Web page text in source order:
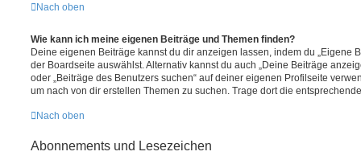
Nach oben
Wie kann ich meine eigenen Beiträge und Themen finden?
Deine eigenen Beiträge kannst du dir anzeigen lassen, indem du „Eigene
der Boardseite auswählst. Alternativ kannst du auch „Deine Beiträge
oder „Beiträge des Benutzers suchen“ auf deiner eigenen Profilseite
um nach von dir erstellen Themen zu suchen. Trage dort die
Nach oben
Abonnements und Lesezeichen